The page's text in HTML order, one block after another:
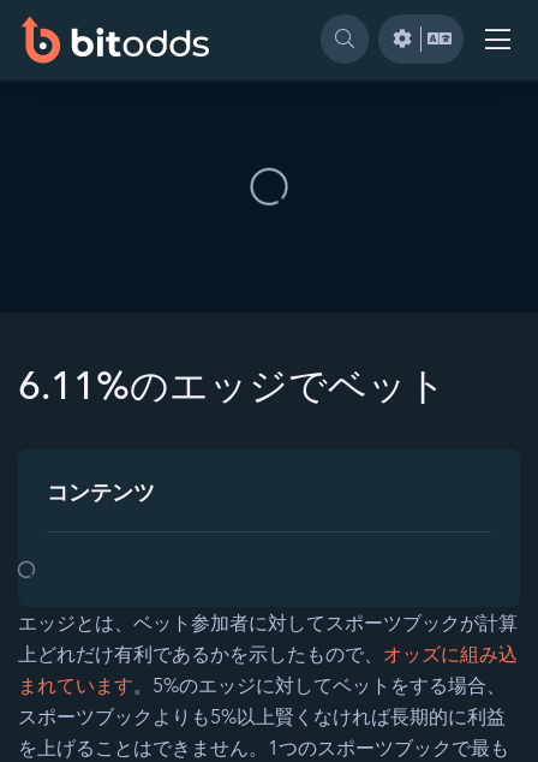
6.11%のエッジでベット
コンテンツ
エッジとは、ベット参加者に対してスポーツブックが計算
上どれだけ有利であるかを示したもので、 オッズに組み込
まれています。5%のエッジに対してベットをする場合、
スポーツブックよりも5%以上賢くなければ長期的に利益
を上げることはできません。1つのスポーツブックで最も